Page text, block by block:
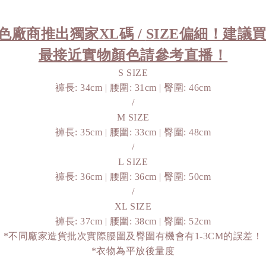
廠商推出獨家XL碼 / SIZE偏細！建議
最接近實物顏色請參考直播！
S SIZE
褲長: 34cm | 腰圍: 31cm | 臀圍: 46cm
/
M SIZE
褲長: 35cm | 腰圍: 33cm | 臀圍: 48cm
/
L SIZE
褲長: 36cm | 腰圍: 36cm | 臀圍: 50cm
/
XL SIZE
褲長: 37cm | 腰圍: 38cm | 臀圍: 52cm
*不同廠家造貨批次實際腰圍及臀圍有機會有1-3CM的誤差！
*衣物為平放後量度